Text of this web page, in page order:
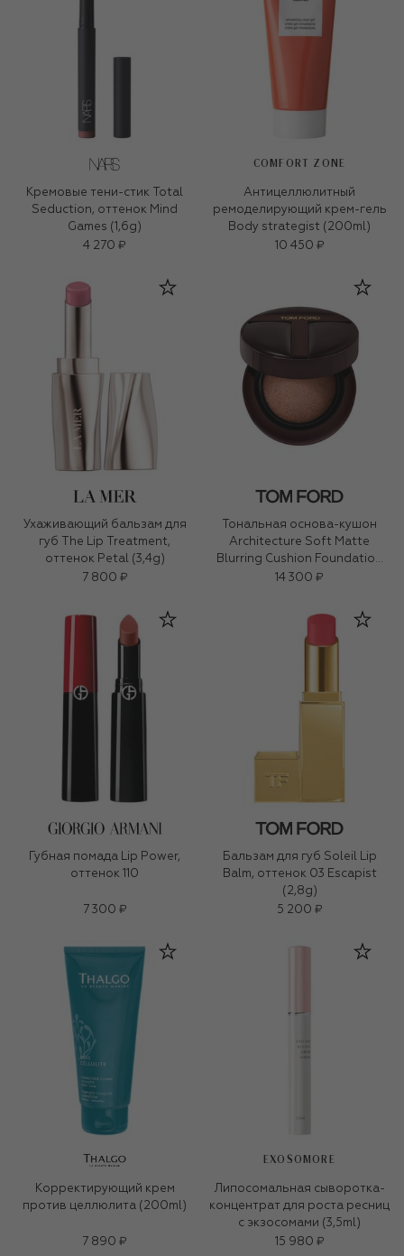
Кремовые тени-стик Total
Seduction, оттенок Mind
Games (1,6g)
4 270 ₽
COMFORT ZONE
Антицеллюлитный
ремоделирующий крем-гель
Body strategist (200ml)
10 450 ₽
Ухаживающий бальзам для
губ The Lip Treatment,
оттенок Petal (3,4g)
7 800 ₽
Тональная основа-кушон
Architecture Soft Matte
Blurring Cushion Foundation
SPF 40/PA+++, оттенок 0.4
14 300 ₽
Губная помада Lip Power,
оттенок 110
7 300 ₽
Бальзам для губ Soleil Lip
Balm, оттенок 03 Escapist
(2,8g)
5 200 ₽
Корректирующий крем
против целлюлита (200ml)
7 890 ₽
EXOSOMORE
Липосомальная сыворотка-
концентрат для роста ресниц
с экзосомами (3,5ml)
15 980 ₽